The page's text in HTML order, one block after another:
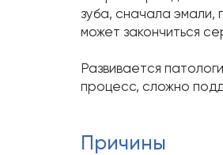
зуба, сначала эмали,
может закончиться
Развивается
процесс, сложно
Причины